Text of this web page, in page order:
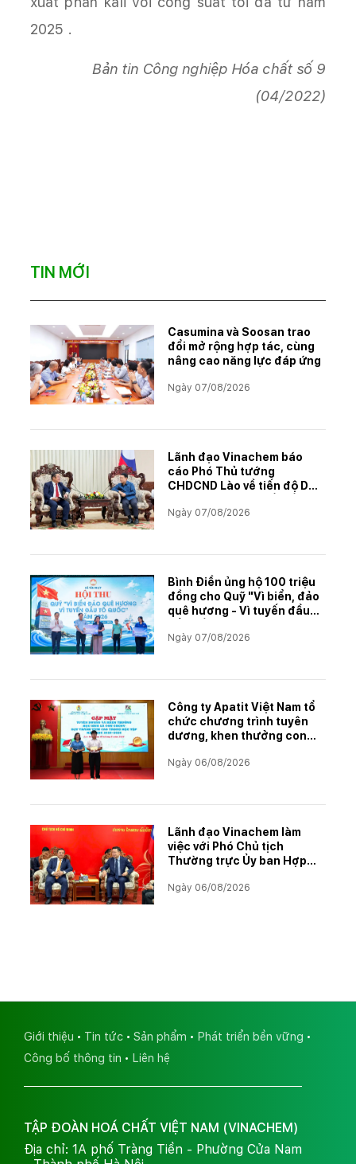
2025 .
Bản tin Công nghiệp Hóa chất số 9
(04/2022)
TIN MỚI
Casumina và Soosan trao
đổi mở rộng hợp tác, cùng
nâng cao năng lực đáp ứng
Ngày 07/08/2026
Lãnh đạo Vinachem báo
cáo Phó Thủ tướng
CHDCND Lào về tiến độ Dự
muối mỏ Kali
Ngày 07/08/2026
Bình Điền ủng hộ 100 triệu
đồng cho Quỹ "Vì biển, đảo
quê hương - Vì tuyến đầu
Ngày 07/08/2026
Công ty Apatit Việt Nam tổ
chức chương trình tuyên
dương, khen thưởng con
học tập xuất sắc năm học
Ngày 06/08/2026
Lãnh đạo Vinachem làm
việc với Phó Chủ tịch
Thường trực Ủy ban Hợp
đẩy triển khai Dự án Kali
Ngày 06/08/2026
Giới thiệu Tin tức Sản phẩm
Phát triển bền vững
Công bố thông tin
Liên hệ
TẬP ĐOÀN HOÁ CHẤT VIỆT NAM (VINACHEM)
Địa chỉ: 1A phố Tràng Tiền - Phường Cửa Nam